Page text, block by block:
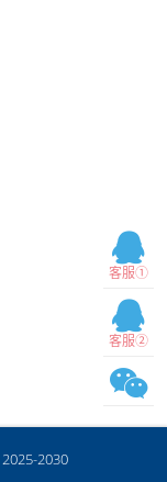
客服①
客服②
2030